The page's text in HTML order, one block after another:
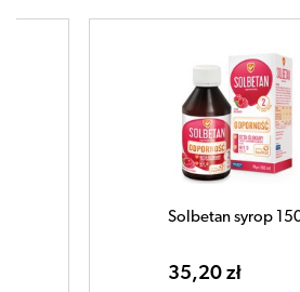
Solbetan syrop 150ml